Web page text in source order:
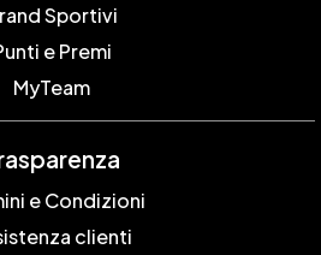
Sportivi
e Premi
MyTeam
e Condizioni
clienti